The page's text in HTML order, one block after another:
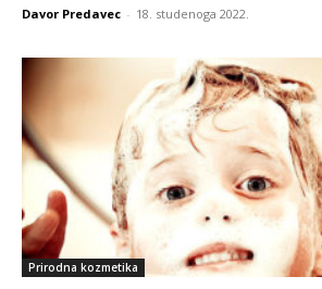
Davor Predavec - 18. studenoga 2022.
Prirodna kozmetika